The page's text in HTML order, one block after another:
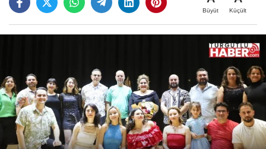
Büyüt Küçült